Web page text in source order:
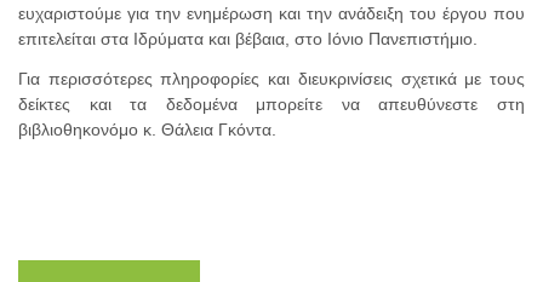
ευχαριστούμε για την ενημέρωση και την ανάδειξη του έργου που
επιτελείται στα Ιδρύματα και βέβαια, στο Ιόνιο Πανεπιστήμιο.
Για περισσότερες πληροφορίες και διευκρινίσεις σχετικά με τους
δείκτες και τα δεδομένα μπορείτε να απευθύνεστε στη
βιβλιοθηκονόμο κ. Θάλεια Γκόντα.